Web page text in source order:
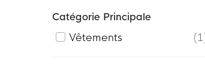
Catégorie Principale
Vêtements
1